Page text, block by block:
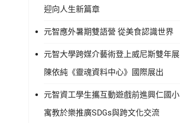
迎向人生新篇章
元智應外暑期雙語營 從美食認識世界
元智大學跨媒介藝術登上威尼斯雙年展
陳依純《靈魂資料中心》國際展出
元智資工學生攜互動遊戲前進興仁國小
寓教於樂推廣SDGs與跨文化交流